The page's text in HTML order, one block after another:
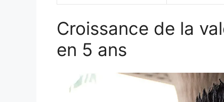
Croissance de la
en 5 ans